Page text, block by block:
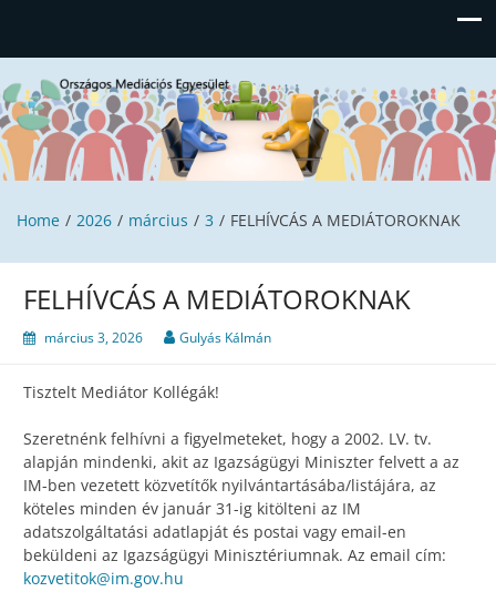
Országos Mediációs Egyesület
Home 2026 március 3 FELHÍVCÁS A MEDIÁTOROKNAK
FELHÍVCÁS A MEDIÁTOROKNAK
március 3, 2026 Gulyás Kálmán
Tisztelt Mediátor Kollégák!
Szeretnénk felhívni a figyelmeteket, hogy a 2002. LV. tv.
alapján mindenki, akit az Igazságügyi Miniszter felvett a az
IM-ben vezetett közvetítők nyilvántartásába/listájára, az
köteles minden év január 31-ig kitölteni az IM
adatszolgáltatási adatlapját és postai vagy email-en
beküldeni az Igazságügyi Minisztériumnak. Az email cím:
kozvetitok@im.gov.hu